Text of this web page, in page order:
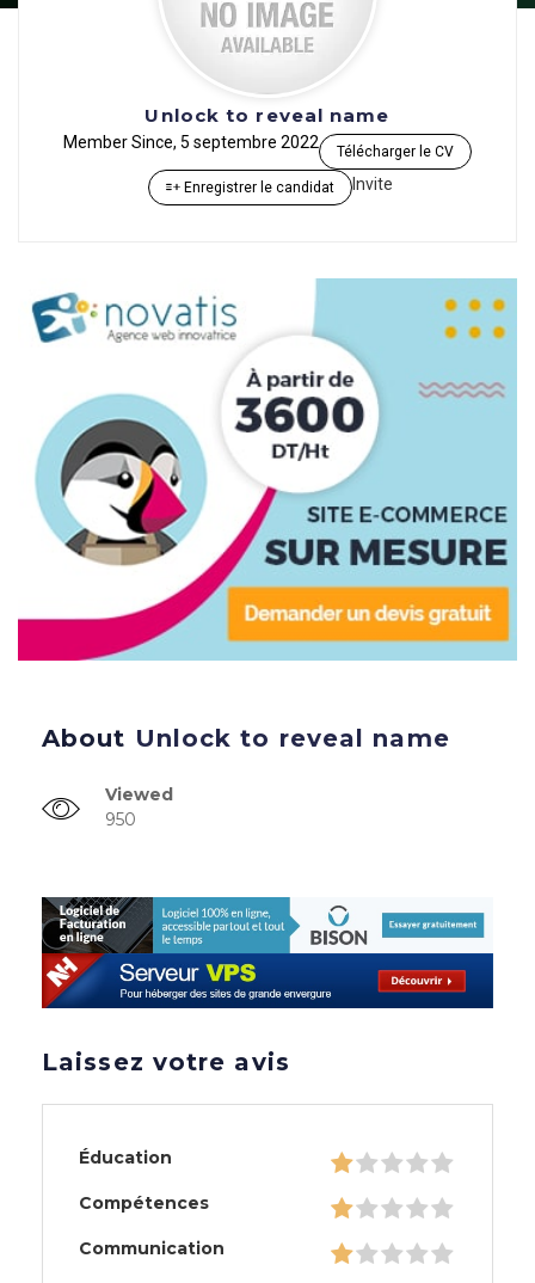
Unlock to reveal name
Member Since, 5 septembre 2022 Télécharger le CV
Enregistrer le candidat Invite
About Unlock to reveal name
Viewed
950
Laissez votre avis
Éducation
Compétences
Communication